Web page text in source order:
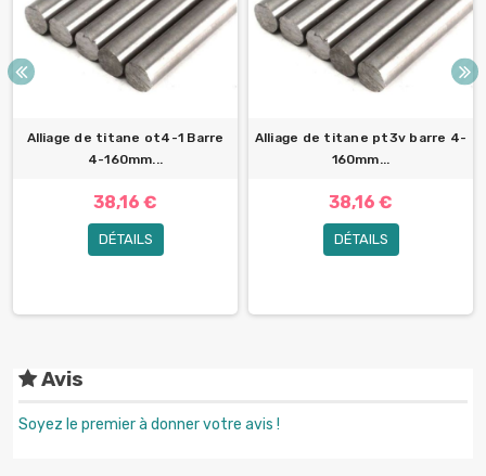
Alliage de titane ot4-1 Barre
4-160mm...
38,16 €
DÉTAILS
Alliage de titane pt3v barre 4-
160mm...
38,16 €
DÉTAILS
Avis
Soyez le premier à donner votre avis !